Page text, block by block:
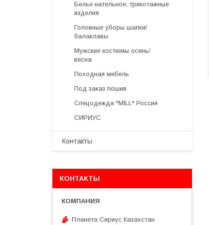
Белье нательное, трикотажные
изделия
Головные уборы шапки/
балаклавы
Мужские костюмы осень/
весна
Походная мебель
Под заказ пошив
Спецодежда *MILL* Россия
СИРИУС
Контакты
КОНТАКТЫ
Планета Сириус Казахстан